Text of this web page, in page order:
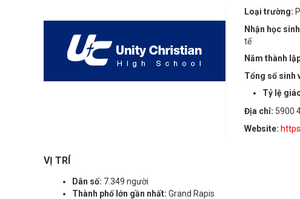
Loại trường:
Nhận học
tế
Năm thành
Tổng số sinh
Tỷ lệ
Địa chỉ: 5900
Website:
VỊ TRÍ
Dân số: 7.349 người
Thành phố lớn gần nhất: Grand Rapis